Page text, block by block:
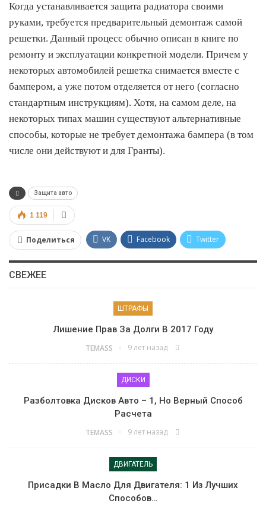
Когда устанавливается защита радиатора своими
руками, требуется предварительный демонтаж самой
решетки. Данный процесс обычно описан в книге по
ремонту и эксплуатации конкретной модели. Причем у
некоторых автомобилей решетка снимается вместе с
бампером, а уже потом отделяется от него (согласно
стандартным инструкциям). Хотя, на самом деле, на
некоторых типах машин существуют альтернативные
способы, которые не требует демонтажа бампера (в том
числе они действуют и для Гранты).
Защита авто
1 119
Поделиться VK Facebook Twitter
Google+ Viber WhatsApp
СВЕЖЕЕ
ШТРАФЫ
Лишение Прав За Долги В 2017 Году
TEMASS 9 лет назад
ДИСКИ
Разболтовка Дисков Авто – 1, Но Верный Способ
Расчета
TEMASS 9 лет назад
ДВИГАТЕЛЬ
Присадки В Масло Для Двигателя: 1 Из Лучших
Способов…